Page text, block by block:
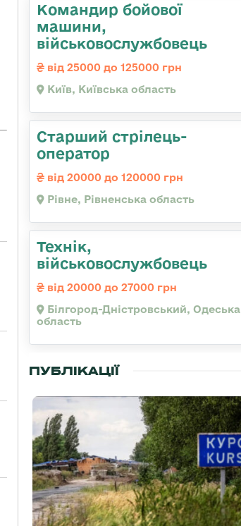
Командиp бойової
машини,
військовослужбовець
від 25000 до 125000 грн
Київ, Київська область
Старший стрілець-
оператор
від 20000 до 120000 грн
Рівне, Рівненська область
Технік,
військовослужбовець
від 20000 до 27000 грн
Білгород-Дністровський, Одеська
область
ПУБЛІКАЦІЇ